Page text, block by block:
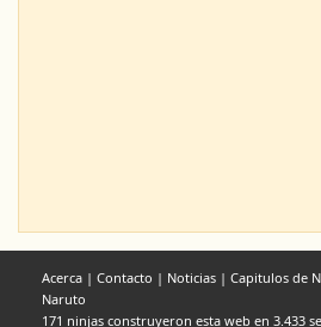
Acerca | Contacto | Noticias | Capitulos de
Naruto
171 ninjas construyeron esta web en 3.433